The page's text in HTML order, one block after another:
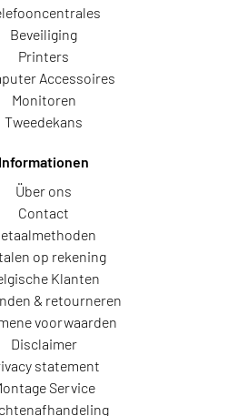
Beveiliging
Printers
Accessoires
Monitoren
Tweedekans
Informationen
Über ons
Contact
op rekening
Klanten
& retourneren
voorwaarden
Disclaimer
statement
Service